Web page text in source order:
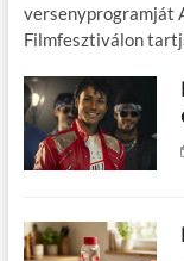
versenyprogramját
Filmfesztiválon